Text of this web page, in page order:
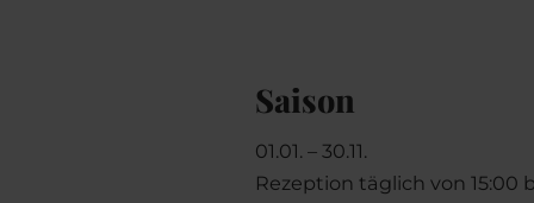
Saison
01.01. – 30.11.
Rezeption täglich von 15:00